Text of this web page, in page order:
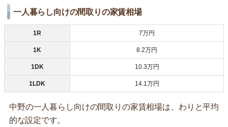
一人暮らし向けの間取りの家賃相場
1R 7万円
1K 8.2万円
1DK 10.3万円
1LDK 14.1万円
中野の一人暮らし向けの間取りの家賃相場は、わりと平均
的な設定です。